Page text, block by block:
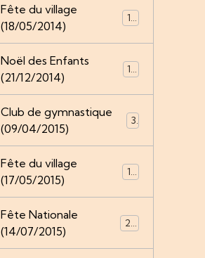
Fête du village
(18/05/2014)
13
Noël des Enfants
(21/12/2014)
15
Club de gymnastique
(09/04/2015)
3
Fête du village
(17/05/2015)
16
Fête Nationale
(14/07/2015)
20